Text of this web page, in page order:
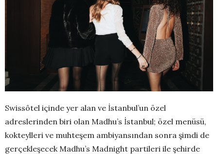
Swissôtel içinde yer alan ve İstanbul’un özel
adreslerinden biri olan Madhu’s İstanbul; özel menüsü,
kokteylleri ve muhteşem ambiyansından sonra şimdi de
gerçekleşecek Madhu’s Madnight partileri ile şehirde